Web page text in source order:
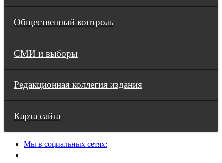
Общественный контроль
СМИ и выборы
Редакционная коллегия издания
Карта сайта
Мы в социальных сетях: